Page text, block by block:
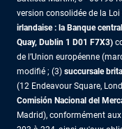
version consolidée de la
irlandaise : la Banque
Quay, Dublin 1 D01 F7X3)
de l’Union européenne
modifié ; (3) succursale
(12 Endeavour Square,
Comisión Nacional del
Madrid), conformément